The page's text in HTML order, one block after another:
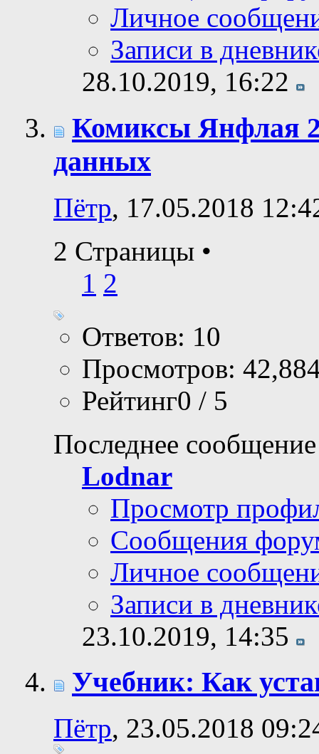
Личное
Записи в
28.10.2019, 16:22
Комиксы Янфлая
данных
Пётр, 17.05.2018
2 Страницы •
1 2
Ответов: 10
Просмотров:
Рейтинг0 / 5
Последнее
Lodnar
Просмотр
Сообщения
Личное
Записи в
23.10.2019, 14:35
Учебник: Как
Пётр, 23.05.2018